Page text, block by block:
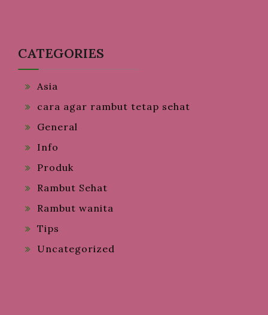
CATEGORIES
Asia
cara agar rambut tetap sehat
General
Info
Produk
Rambut Sehat
Rambut wanita
Tips
Uncategorized